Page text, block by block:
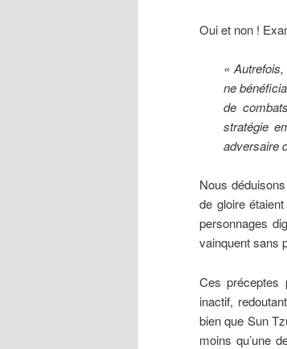
Oui et non !
«
ne
de
stratégie
adversaire
Nous
de gloire
personnages
vainquent sans
Ces préceptes
inactif,
bien que Sun
moins qu’une